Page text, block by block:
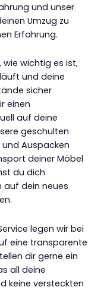
und unser
Umzug zu
Erfahrung.
wie wichtig es ist,
und deine
sicher
einen
auf deine
geschulten
Auspacken
deiner Möbel
du dich
auf dein neues
legen wir bei
eine transparente
dir gerne ein
all deine
keine versteckten